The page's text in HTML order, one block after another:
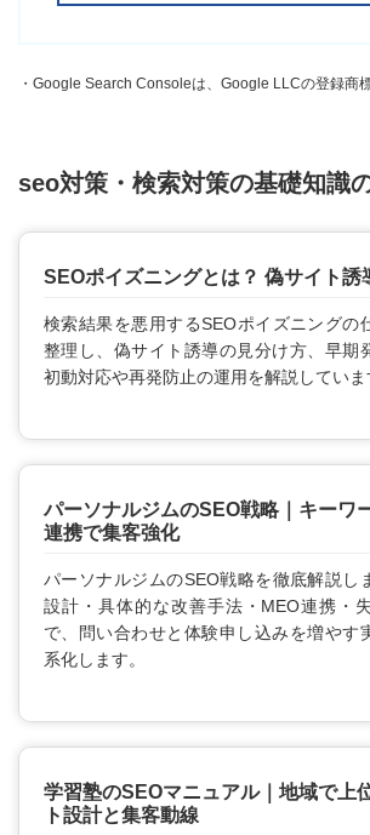
・Google Search Consoleは、Google LLCの登録商
seo対策・検索対策の基礎知識
SEOポイズニングとは？ 偽サイト誘
検索結果を悪用するSEOポイズニングの
整理し、偽サイト誘導の見分け方、早期
初動対応や再発防止の運用を解説していま
パーソナルジムのSEO戦略｜キーワ
連携で集客強化
パーソナルジムのSEO戦略を徹底解説し
設計・具体的な改善手法・MEO連携・
で、問い合わせと体験申し込みを増やす
系化します。
学習塾のSEOマニュアル｜地域で上
ト設計と集客動線